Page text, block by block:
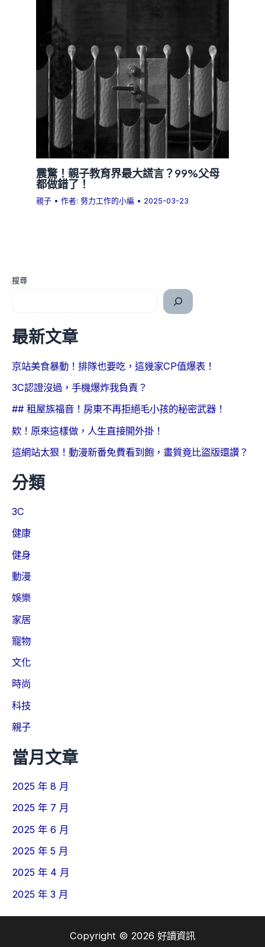
震驚！親子教育界最大謊言？99%父母
都做錯了！
親子 • 作者:努力工作的小編 • 2025-03-23
搜尋
最新文章
京站美食暴動！排隊也要吃，這幾家CP值爆表！
3C認證沒過，手機爆炸我負責？
## 租屋族福音！房東不再拒絕毛小孩的秘密武器！
欸！原來這樣做，人生直接開外掛！
這網站太狠！動漫新番免費看到飽，畫質竟比盜版還讚？
分類
3C
健康
健身
動漫
娛樂
家居
寵物
文化
時尚
科技
親子
當月文章
2025 年 8 月
2025 年 7 月
2025 年 6 月
2025 年 5 月
2025 年 4 月
2025 年 3 月
Copyright © 2026 好讀資訊